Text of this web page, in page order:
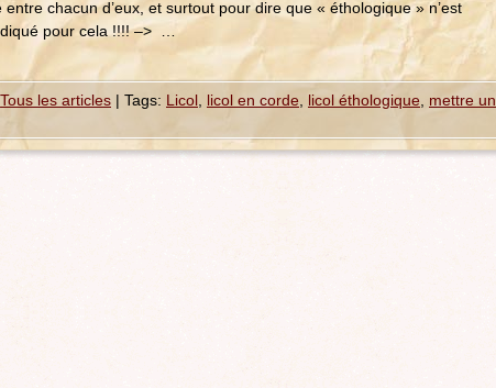
chacun d’eux, et surtout pour dire que « éthologique » n’est
pour cela !!!! –> …
Tous les articles | Tags: Licol licol en corde licol éthologique mettre un